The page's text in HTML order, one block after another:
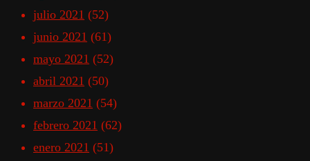
julio 2021 (52)
junio 2021 (61)
mayo 2021 (52)
abril 2021 (50)
marzo 2021 (54)
febrero 2021 (62)
enero 2021 (51)